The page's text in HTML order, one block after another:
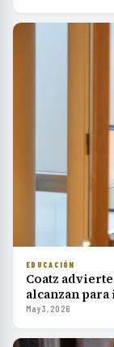
EDUCACIÓN
Coatz
alcanzan
May 3, 2026